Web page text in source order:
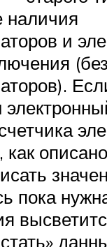
и
(без
как
пока